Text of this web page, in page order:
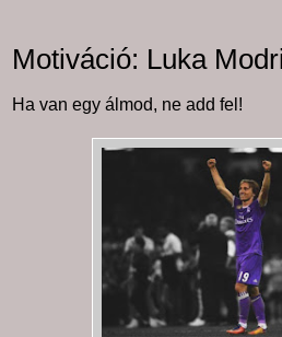
Motiváció: Luka
Ha van egy álmod, ne add fel!